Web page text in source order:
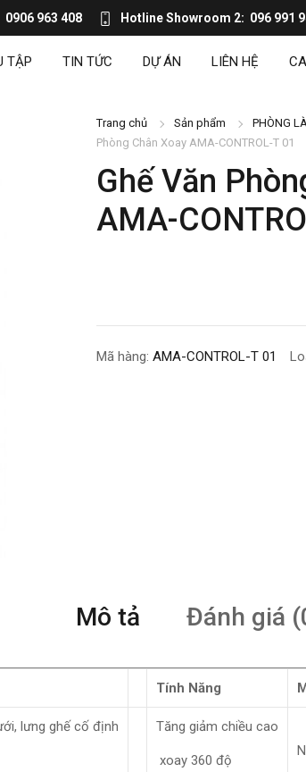
0906 963 408 Hotline Showroom 2 096 991
TẬP TIN TỨC DỰ ÁN LIÊN HỆ
Trang chủ Sản phẩm PHÒNG
Phòng Chân Xoay AMA-CONTROL-T 01
Ghế Văn
AMA-
Mã hàng: AMA-CONTROL-T 01
Mô tả Đánh giá
Tính Năng
lưng ghế cố định Tăng giảm chiều cao
xoay 360 độ